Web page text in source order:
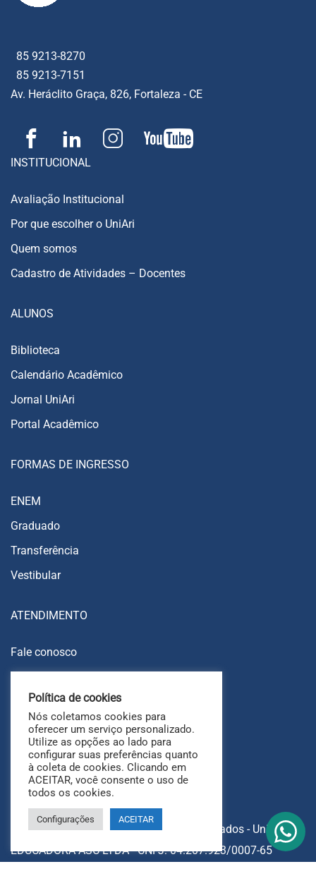
85 9213-8270
85 9213-7151
Av. Heráclito Graça, 826, Fortaleza - CE
INSTITUCIONAL
Avaliação Institucional
Por que escolher o UniAri
Quem somos
Cadastro de Atividades – Docentes
ALUNOS
Biblioteca
Calendário Acadêmico
Jornal UniAri
Portal Acadêmico
FORMAS DE INGRESSO
ENEM
Graduado
Transferência
Vestibular
ATENDIMENTO
Fale conosco
Ouvidoria
FAQ
Copyright © 2025 Todos os direitos reservados - UniAri.
EDUCADORA ASC LTDA - CNPJ: 04.207.923/0007-65
Política de cookies
Nós coletamos cookies para
oferecer um serviço personalizado.
Utilize as opções ao lado para
configurar suas preferências quanto
à coleta de cookies. Clicando em
ACEITAR, você consente o uso de
todos os cookies.
Configurações ACEITAR